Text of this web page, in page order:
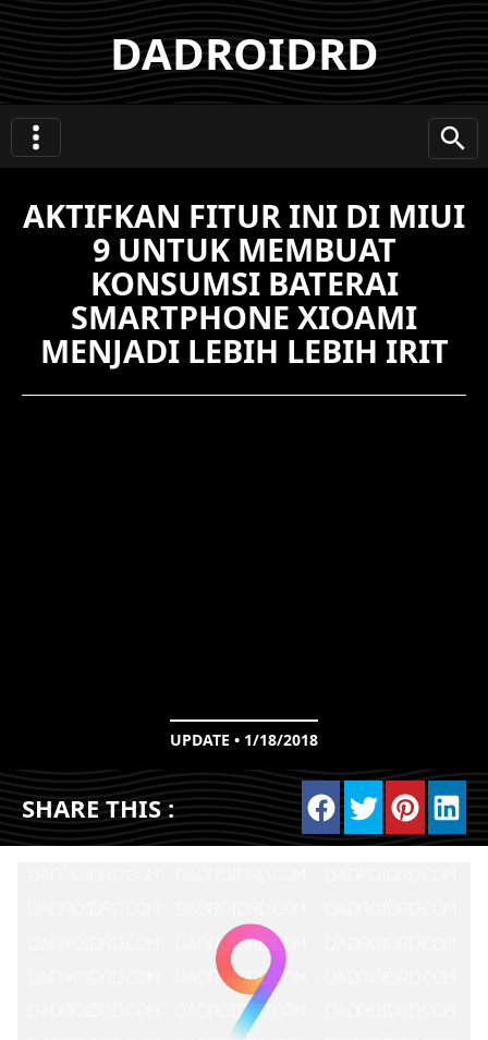
DADROIDRD
AKTIFKAN FITUR INI DI MIUI
9 UNTUK MEMBUAT
KONSUMSI BATERAI
SMARTPHONE XIOAMI
MENJADI LEBIH LEBIH IRIT
UPDATE • 1/18/2018
SHARE THIS :